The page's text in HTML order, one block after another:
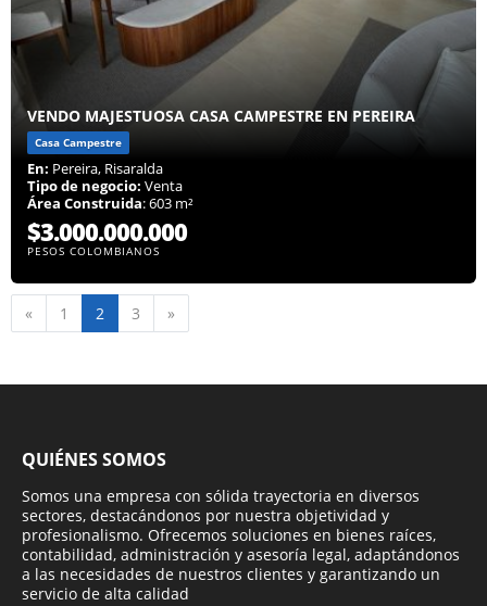
VENDO MAJESTUOSA CASA CAMPESTRE EN PEREIRA
Casa Campestre
En: Pereira, Risaralda
Tipo de negocio: Venta
Área Construida: 603 m²
$3.000.000.000
PESOS COLOMBIANOS
« Anterior
1 2 3 »
QUIÉNES SOMOS
Somos una empresa con sólida trayectoria en diversos
sectores, destacándonos por nuestra objetividad y
profesionalismo. Ofrecemos soluciones en bienes raíces,
contabilidad, administración y asesoría legal, adaptándonos
a las necesidades de nuestros clientes y garantizando un
servicio de alta calidad